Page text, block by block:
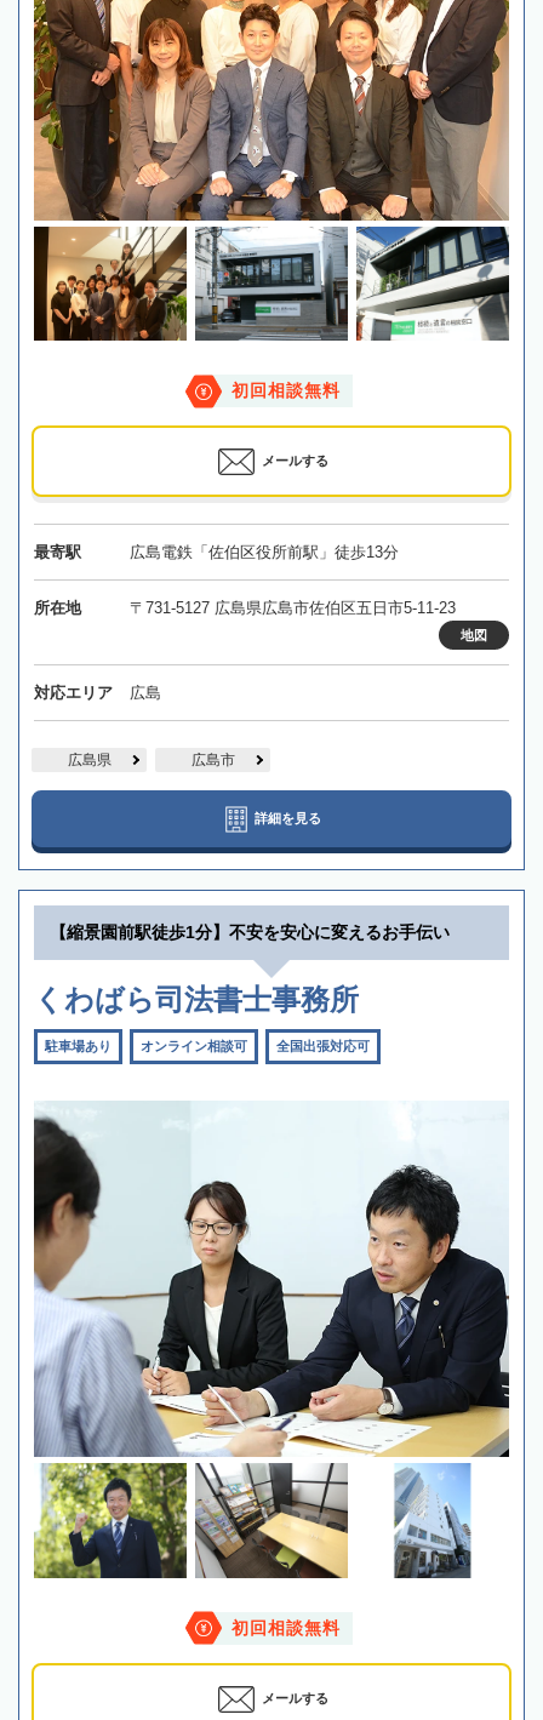
初回相談無料
メールする
最寄駅 広島電鉄「佐伯区役所前駅」徒歩13分
所在地 〒731-5127 広島県広島市佐伯区五日市5-11-23
地図
対応エリア 広島
広島県 広島市
詳細を見る
【縮景園前駅徒歩1分】不安を安心に変えるお手伝い
くわばら司法書士事務所
駐車場あり オンライン相談可 全国出張対応可
初回相談無料
メールする